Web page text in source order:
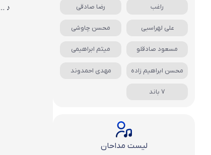
♪
راغب رضا صادقی
علی لهراسبی محسن چاوشی
مسعود صادقلو میثم ابراهیمی
محسن ابراهیم زاده مهدی احمدوند
7 باند
لیست مداحان